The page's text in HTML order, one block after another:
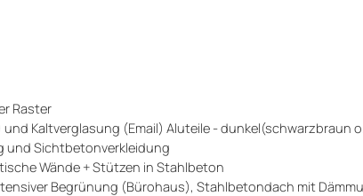
Raster
Kaltverglasung (Email) Aluteile - dunkel(schwarzbraun
und Sichtbetonverkleidung
Wände + Stützen in Stahlbeton
Begrünung (Bürohaus), Stahlbetondach mit